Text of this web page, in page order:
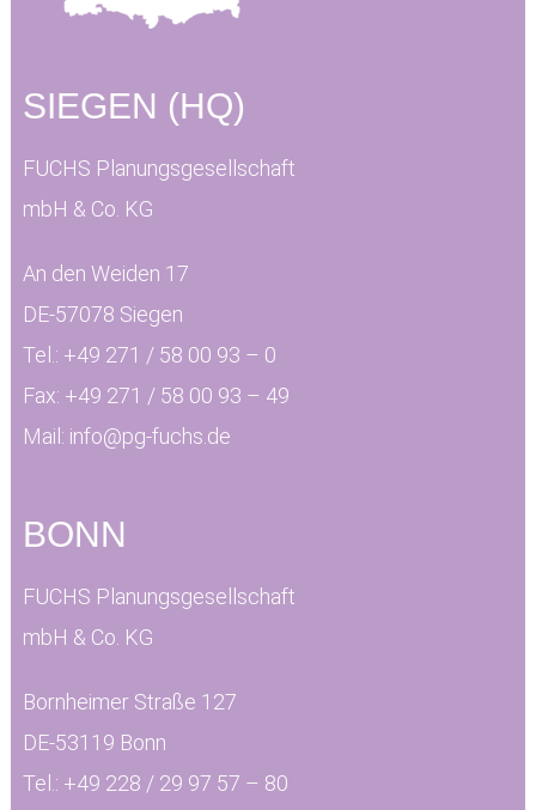
SIEGEN (HQ)
FUCHS Planungsgesellschaft
mbH & Co. KG
An den Weiden 17
DE-57078 Siegen
Tel.: +49 271 / 58 00 93 – 0
Fax: +49 271 / 58 00 93 – 49
Mail: info@pg-fuchs.de
BONN
FUCHS Planungsgesellschaft
mbH & Co. KG
Bornheimer Straße 127
DE-53119 Bonn
Tel.: +49 228 / 29 97 57 – 80